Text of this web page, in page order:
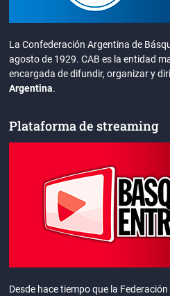
La Confederación Argentina de
agosto de 1929. CAB es la entidad
encargada de difundir, organizar y
Argentina.
Plataforma de streaming
Desde hace tiempo que la